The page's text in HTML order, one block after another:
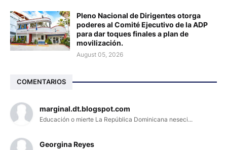
Pleno Nacional de Dirigentes otorga
poderes al Comité Ejecutivo de la ADP
para dar toques finales a plan de
movilización.
August 05, 2026
COMENTARIOS
marginal.dt.blogspot.com
Educación o mierte La República Dominicana neseci...
Georgina Reyes